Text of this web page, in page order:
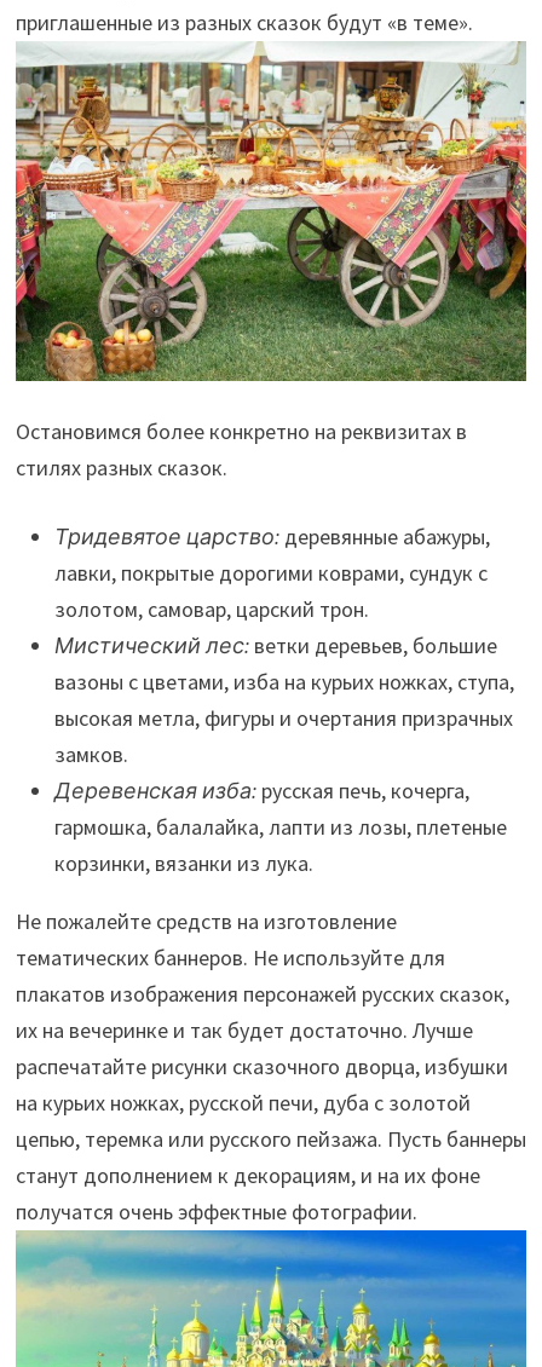
приглашенные из разных сказок будут «в теме».
Остановимся более конкретно на реквизитах в
стилях разных сказок.
Тридевятое царство: деревянные абажуры,
лавки, покрытые дорогими коврами, сундук с
золотом, самовар, царский трон.
Мистический лес: ветки деревьев, большие
вазоны с цветами, изба на курьих ножках, ступа,
высокая метла, фигуры и очертания призрачных
замков.
Деревенская изба:русская печь, кочерга,
гармошка, балалайка, лапти из лозы, плетеные
корзинки, вязанки из лука.
Не пожалейте средств на изготовление
тематических баннеров. Не используйте для
плакатов изображения персонажей русских сказок,
их на вечеринке и так будет достаточно. Лучше
распечатайте рисунки сказочного дворца, избушки
на курьих ножках, русской печи, дуба с золотой
цепью, теремка или русского пейзажа. Пусть баннеры
станут дополнением к декорациям, и на их фоне
получатся очень эффектные фотографии.